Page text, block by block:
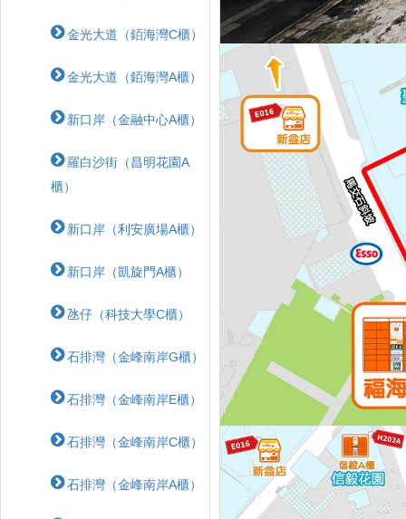
金光大道（銆海灣C櫃）
金光大道（銆海灣A櫃）
新口岸（金融中心A櫃）
羅白沙街（昌明花園A
櫃）
新口岸（利安廣場A櫃）
新口岸（凱旋門A櫃）
氹仔（科技大學C櫃）
石排灣（金峰南岸G櫃）
石排灣（金峰南岸E櫃）
石排灣（金峰南岸C櫃）
石排灣（金峰南岸A櫃）